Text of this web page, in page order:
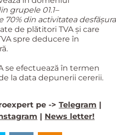
grupele 01.1–
70% din activitatea
de plătitori TVA și care
spre deducere în
se efectuează în termen
la data depunerii cererii.
pe -> Telegram
News letter!